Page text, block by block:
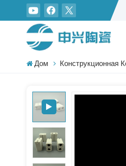
Дом Конструкционная